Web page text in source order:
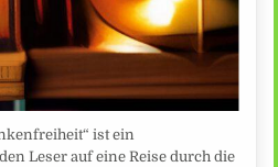
ist ein
Leser auf eine Reise durch die